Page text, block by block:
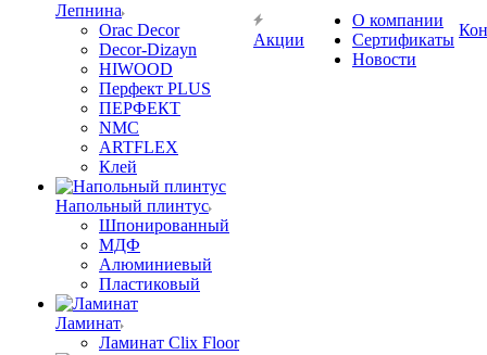
Лепнина
Orac Decor
Decor-Dizayn
HIWOOD
Перфект PLUS
ПЕРФЕКТ
NMC
ARTFLEX
Клей
Напольный плинтус
Шпонированный
МДФ
Алюминиевый
Пластиковый
Ламинат
Ламинат Clix Floor
Акции
О компании
Сертификаты
Новости